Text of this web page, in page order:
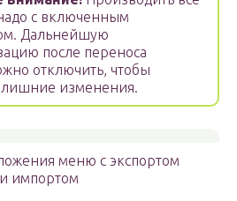
с включенным
Дальнейшую
после переноса
отключить, чтобы
лишние изменения.
меню с экспортом
и импортом